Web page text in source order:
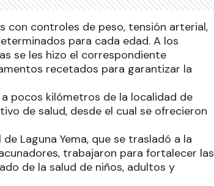
con controles de peso, tensión arterial,
para cada edad. A los
se les hizo el correspondiente
recetados para garantizar la
pocos kilómetros de la localidad de
de salud, desde el cual se ofrecieron
Laguna Yema, que se trasladó a la
trabajaron para fortalecer las
de la salud de niños, adultos y